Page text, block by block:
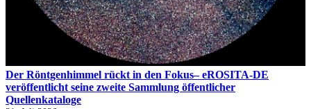
Der Röntgenhimmel rückt in den Fokus– eROSITA-DE
veröffentlicht seine zweite Sammlung öffentlicher
Quellenkataloge